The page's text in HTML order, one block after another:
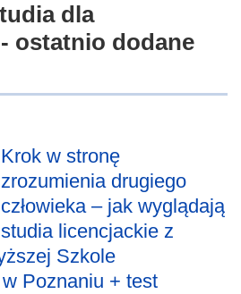
dla
ostatnio dodane
Krok w stronę
zrozumienia drugiego
człowieka – jak wyglądają
studia licencjackie z
Szkole
Poznaniu + test